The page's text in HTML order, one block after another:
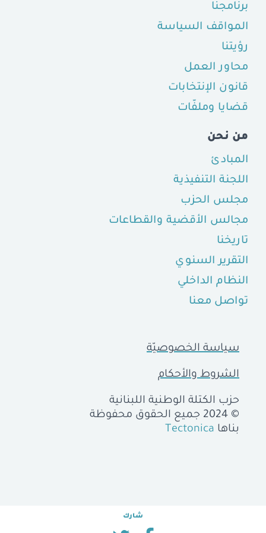
شارك
برنامجنا
المواقف السياسة
رؤيتنا
محاور العمل
قانون الإنتخابات
قضايا وملفّات
من نحن
المبادئ
اللجنة التنفيذية
مجلس الحزب
مجالس الأقضية والقطاعات
تاريخنا
التقرير السنوي
النظام الداخلي
تواصل معنا
سياسة الخصوصيّة
الشروط والأحكام
حزب الكتلة الوطنية اللبنانية
© 2024 جميع الحقوق محفوظة
بناها Tectonica